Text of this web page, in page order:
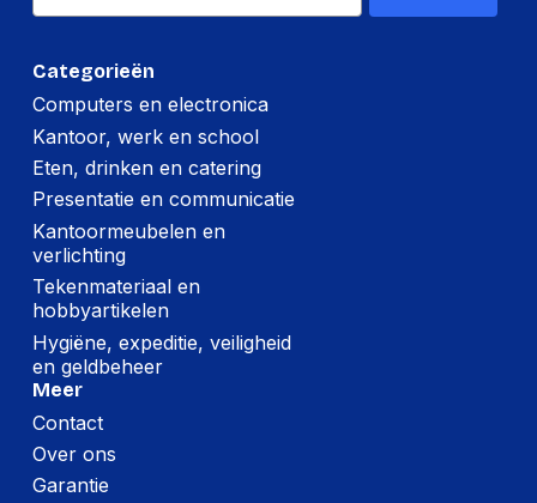
Windows
Windows 10
Ondersteunt Mac-
besturingssysteem
MacOS
Poorten interfaces
USB-connector
Connectiviteitstechnologie
Bedraad
USB-aansluiting
Prestatie
Categorieën
Computers en electronica
Kantoor, werk en school
Eten, drinken en catering
Presentatie en communicatie
Kantoormeubelen en
verlichting
Tekenmateriaal en
hobbyartikelen
Hygiëne, expeditie, veiligheid
en geldbeheer
Meer
Contact
Over ons
Garantie